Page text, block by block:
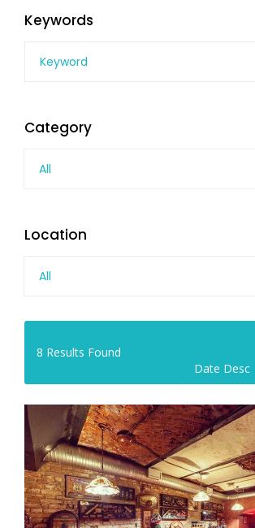
Keywords
Category
All
Location
All
8 Results Found
Date Desc